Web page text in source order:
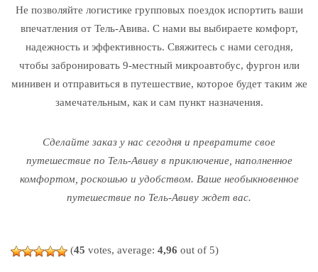
Не позволяйте логистике групповых поездок испортить ваши
впечатления от Тель-Авива. С нами вы выбираете комфорт,
надежность и эффективность. Свяжитесь с нами сегодня,
чтобы забронировать 9-местный микроавтобус, фургон или
минивен и отправиться в путешествие, которое будет таким же
замечательным, как и сам пункт назначения.
Сделайте заказ у нас сегодня и превратите свое
путешествие по Тель-Авиву в приключение, наполненное
комфортом, роскошью и удобством. Ваше необыкновенное
путешествие по Тель-Авиву ждет вас.
(45 votes, average: 4,96 out of 5)